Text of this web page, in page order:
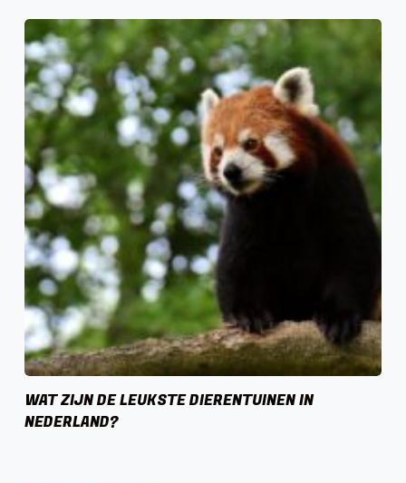
WAT ZIJN DE LEUKSTE DIERENTUINEN IN
NEDERLAND?